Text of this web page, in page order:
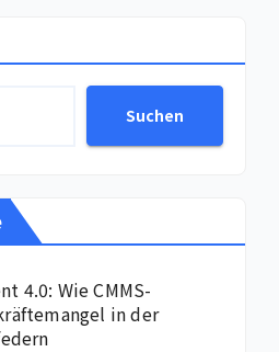
Suchen
4.0: Wie CMMS-
in der